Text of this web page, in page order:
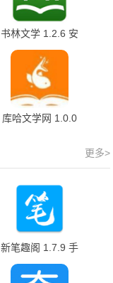
书林文学 1.2.6 安
卓版
库哈文学网 1.0.0
更多>
新笔趣阁 1.7.9 手
机版